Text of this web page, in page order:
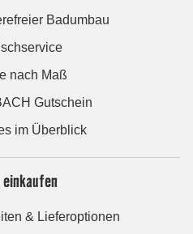
Badumbau
nach Maß
Gutschein
im Überblick
& Lieferoptionen